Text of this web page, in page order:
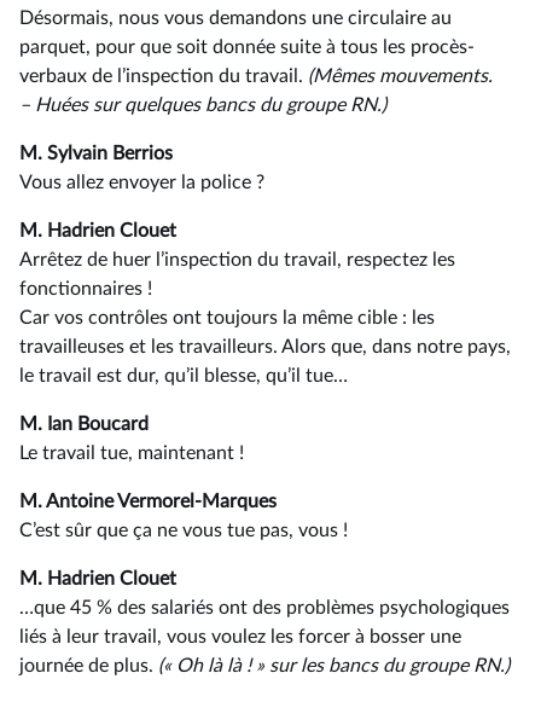
Désormais, nous vous demandons une circulaire au
parquet, pour que soit donnée suite à tous les procès-
verbaux de l’inspection du travail. (Mêmes mouvements.
–⁠ Huées sur quelques bancs du groupe RN.)
M. Sylvain Berrios
Vous allez envoyer la police ?
M. Hadrien Clouet
Arrêtez de huer l’inspection du travail, respectez les
fonctionnaires !
Car vos contrôles ont toujours la même cible : les
travailleuses et les travailleurs. Alors que, dans notre pays,
le travail est dur, qu’il blesse, qu’il tue…
M. Ian Boucard
Le travail tue, maintenant !
M. Antoine Vermorel-Marques
C’est sûr que ça ne vous tue pas, vous !
M. Hadrien Clouet
…que 45 % des salariés ont des problèmes psychologiques
liés à leur travail, vous voulez les forcer à bosser une
journée de plus. (« Oh là là ! » sur les bancs du groupe RN.)